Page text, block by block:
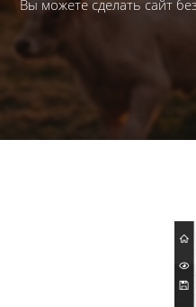
Вы можете сделать сайт